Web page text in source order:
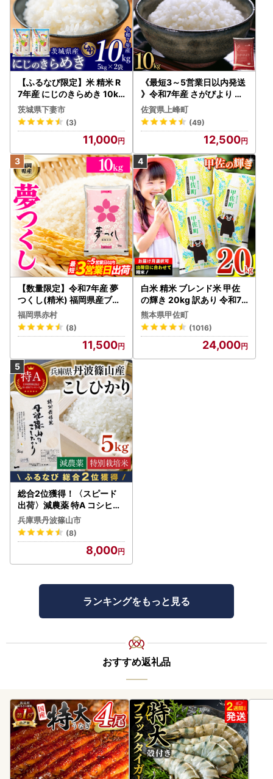
【ふるなび限定】米 精米 R
7年産 にじのきらめき 10kg
10月 FN-Limited-PR
茨城県下妻市
(3)
11,000
《最短3～5営業日以内発送
》令和7年産 さがびより 佐
賀県産（精米）10kg
佐賀県上峰町
(49)
12,500
【数量限定】令和7年産 夢
つくし(精米) 福岡県産ブラ
ンド米 10kg (品番:3X11R7)
福岡県赤村
(8)
11,500
白米 精米 ブレンド米 甲佐
の輝き 20kg 訳あり 令和7
年産 【価格改定ZS】
熊本県甲佐町
(1016)
24,000
総合2位獲得！〈スピード
出荷〉減農薬 特A コシヒカ
リ 5kg 丹波篠山産 特別栽培
米 こしひかり
兵庫県丹波篠山市
(8)
8,000
ランキングをもっと見る
おすすめ返礼品